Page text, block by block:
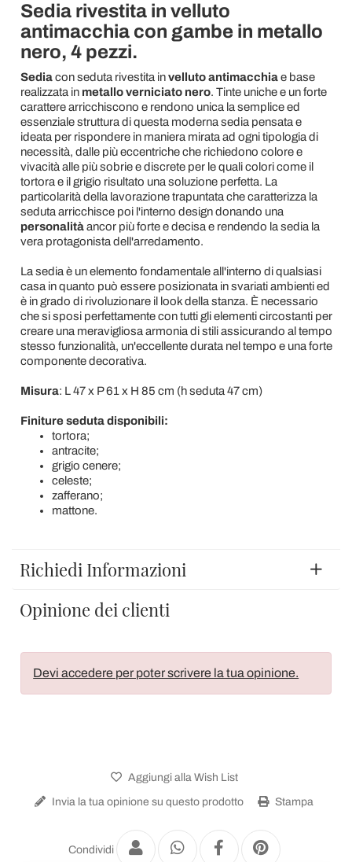
Sedia rivestita in velluto
antimacchia con gambe in metallo
nero, 4 pezzi.
Sediacon seduta rivestita invelluto antimacchiae base
realizzata in metallo verniciato nero. Tinte uniche e un forte
carattere arricchiscono e rendono unica la semplice ed
essenziale struttura di questa moderna sedia pensata e
ideata per rispondere in maniera mirata ad ogni tipologia di
necessità, dalle più eccentriche che richiedono colore e
vivacità alle più sobrie e discrete per le quali colori come il
tortora e il grigio risultato una soluzione perfetta. La
particolarità della lavorazione trapuntata che caratterizza la
seduta arricchisce poi l'interno design donando una
personalitàancor più forte e decisa e rendendo la sedia la
vera protagonista dell'arredamento.
La sedia è un elemento fondamentale all'interno di qualsiasi
casa in quanto può essere posizionata in svariati ambienti ed
è in grado di rivoluzionare il look della stanza. È necessario
che si sposi perfettamente con tutti gli elementi circostanti per
creare una meravigliosa armonia di stili assicurando al tempo
stesso funzionalità, un'eccellente durata nel tempo e una forte
componente decorativa.
Misura: L 47 x P 61 x H 85 cm (h seduta 47 cm)
Finiture seduta disponibili:
tortora;
antracite;
grigio cenere;
celeste;
zafferano;
mattone.
Richiedi Informazioni
Opinione dei clienti
Devi accedere per poter scrivere la tua opinione.
Aggiungi alla Wish List
Invia la tua opinione su questo prodotto Stampa
Condividi